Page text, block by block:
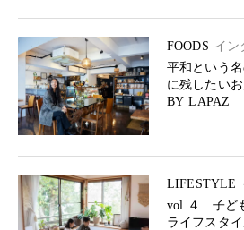
FOODS イン
平和という名
に残したい
BY LAPAZ
LIFESTYLE
vol.４ 子ど
ライフスタ